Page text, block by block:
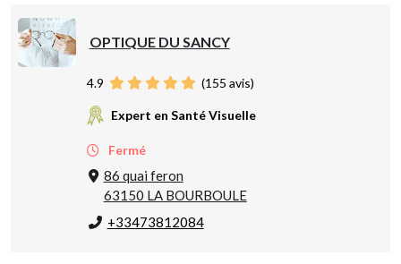
OPTIQUE DU SANCY
4.9 (155 avis)
Expert en Santé Visuelle
Fermé
86 quai feron
63150 LA BOURBOULE
+33473812084